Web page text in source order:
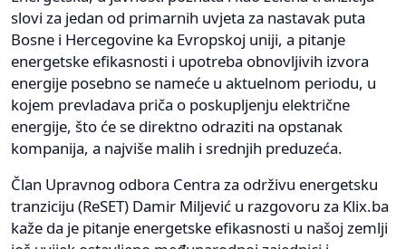
slovi za jedan od primarnih uvjeta za nastavak puta
Bosne i Hercegovine ka Evropskoj uniji, a pitanje
energetske efikasnosti i upotreba obnovljivih izvora
energije posebno se nameće u aktuelnom periodu, u
kojem prevladava priča o poskupljenju električne
energije, što će se direktno odraziti na opstanak
kompanija, a najviše malih i srednjih preduzeća.
Član Upravnog odbora Centra za održivu energetsku
tranziciju (ReSET) Damir Miljević u razgovoru za Klix.ba
kaže da je pitanje energetske efikasnosti u našoj zemlji